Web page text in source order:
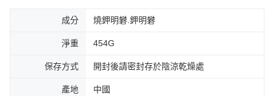
成分 燒鉀明礬.鉀明礬
淨重 454G
保存方式 開封後請密封存於陰涼乾燥處
產地 中國